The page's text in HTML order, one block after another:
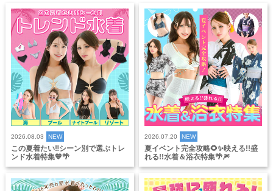
2026.08.03 NEW
この夏着たい‼️シーン別で選ぶトレ
ンド水着特集💙🌴
2026.07.20 NEW
夏イベント完全攻略🌻✨映える!!盛
れる!!水着＆浴衣特集🌴🎆